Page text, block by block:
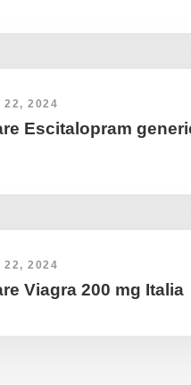
22, 2024
Escitalopram
22, 2024
Viagra 200 mg Italia